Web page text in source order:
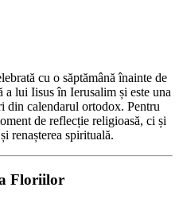
cu o săptămână înainte de
a lui Iisus în Ierusalim și este una
din calendarul ortodox. Pentru
de reflecție religioasă, ci și
renașterea spirituală.
Floriilor